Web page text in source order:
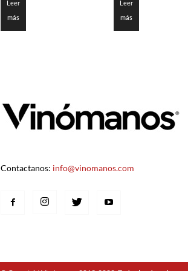
Leer
más
Leer
más
Contactanos: info@vinomanos.com